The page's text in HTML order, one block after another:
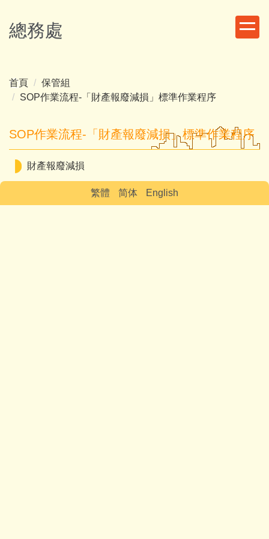
到
主
容
區
總務處
首頁
保管組
SOP作業流程-「財產報廢減損」標準作業程序
SOP作業流程-「財產報廢減損」標準作業程序
財產報廢減損
繁體 简体 English